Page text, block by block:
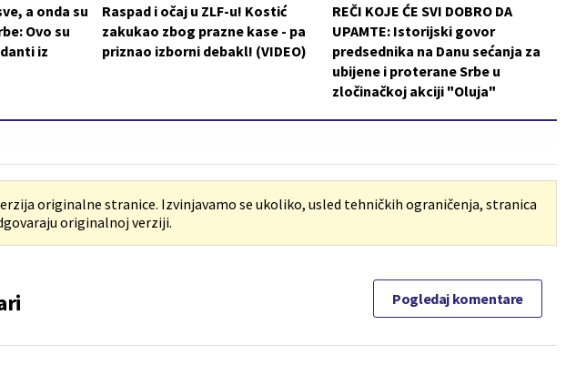
a onda su
Ovo su
iz
Raspad i očaj u ZLF-u! Kostić
zakukao zbog prazne kase - pa
priznao izborni debakl! (VIDEO)
REČI KOJE ĆE SVI DOBRO DA
UPAMTE: Istorijski govor
predsednika na Danu sećanja za
ubijene i proterane Srbe u
zločinačkoj akciji "Oluja"
originalne stranice. Izvinjavamo se ukoliko, usled tehničkih ograničenja, stranica
originalnoj verziji.
Pogledaj komentare